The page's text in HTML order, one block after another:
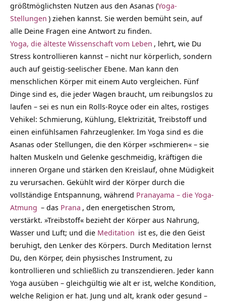
größtmöglichsten Nutzen aus den Asanas (Yoga-
Stellungen ) ziehen kannst. Sie werden bemüht sein, auf
alle Deine Fragen eine Antwort zu finden.
Yoga, die älteste Wissenschaft vom Leben , lehrt, wie Du
Stress kontrollieren kannst – nicht nur körperlich, sondern
auch auf geistig-seelischer Ebene. Man kann den
menschlichen Körper mit einem Auto vergleichen. Fünf
Dinge sind es, die jeder Wagen braucht, um reibungslos zu
laufen – sei es nun ein Rolls-Royce oder ein altes, rostiges
Vehikel: Schmierung, Kühlung, Elektrizität, Treibstoff und
einen einfühlsamen Fahrzeuglenker. Im Yoga sind es die
Asanas oder Stellungen, die den Körper »schmieren« – sie
halten Muskeln und Gelenke geschmeidig, kräftigen die
inneren Organe und stärken den Kreislauf, ohne Müdigkeit
zu verursachen. Gekühlt wird der Körper durch die
vollständige Entspannung, während Pranayama – die Yoga-
Atmung – das Prana , den energetischen Strom,
verstärkt. »Treibstoff« bezieht der Körper aus Nahrung,
Wasser und Luft; und die Meditation ist es, die den Geist
beruhigt, den Lenker des Körpers. Durch Meditation lernst
Du, den Körper, dein physisches Instrument, zu
kontrollieren und schließlich zu transzendieren. Jeder kann
Yoga ausüben – gleichgültig wie alt er ist, welche Kondition,
welche Religion er hat. Jung und alt, krank oder gesund –